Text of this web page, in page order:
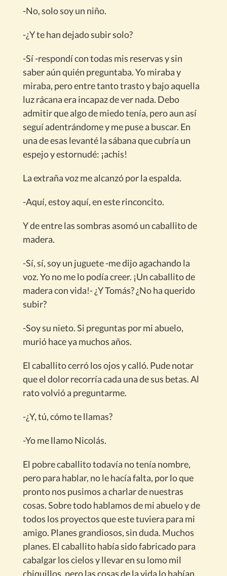
-No, solo soy un niño.
-¿Y te han dejado subir solo?
-Sí -respondí con todas mis reservas y sin
saber aún quién preguntaba. Yo miraba y
miraba, pero entre tanto trasto y bajo aquella
luz rácana era incapaz de ver nada. Debo
admitir que algo de miedo tenía, pero aun así
seguí adentrándome y me puse a buscar. En
una de esas levanté la sábana que cubría un
espejo y estornudé: ¡achis!
La extraña voz me alcanzó por la espalda.
-Aquí, estoy aquí, en este rinconcito.
Y de entre las sombras asomó un caballito de
madera.
-Sí, sí, soy un juguete -me dijo agachando la
voz. Yo no me lo podía creer. ¡Un caballito de
madera con vida!- ¿Y Tomás? ¿No ha querido
subir?
-Soy su nieto. Si preguntas por mi abuelo,
murió hace ya muchos años.
El caballito cerró los ojos y calló. Pude notar
que el dolor recorría cada una de sus betas. Al
rato volvió a preguntarme.
-¿Y, tú, cómo te llamas?
-Yo me llamo Nicolás.
El pobre caballito todavía no tenía nombre,
pero para hablar, no le hacía falta, por lo que
pronto nos pusimos a charlar de nuestras
cosas. Sobre todo hablamos de mi abuelo y de
todos los proyectos que este tuviera para mi
amigo. Planes grandiosos, sin duda. Muchos
planes. El caballito había sido fabricado para
cabalgar los cielos y llevar en su lomo mil
chiquillos, pero las cosas de la vida lo habían